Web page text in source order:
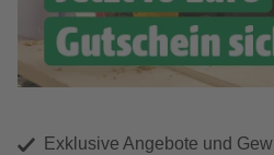
Exklusive Angebote und